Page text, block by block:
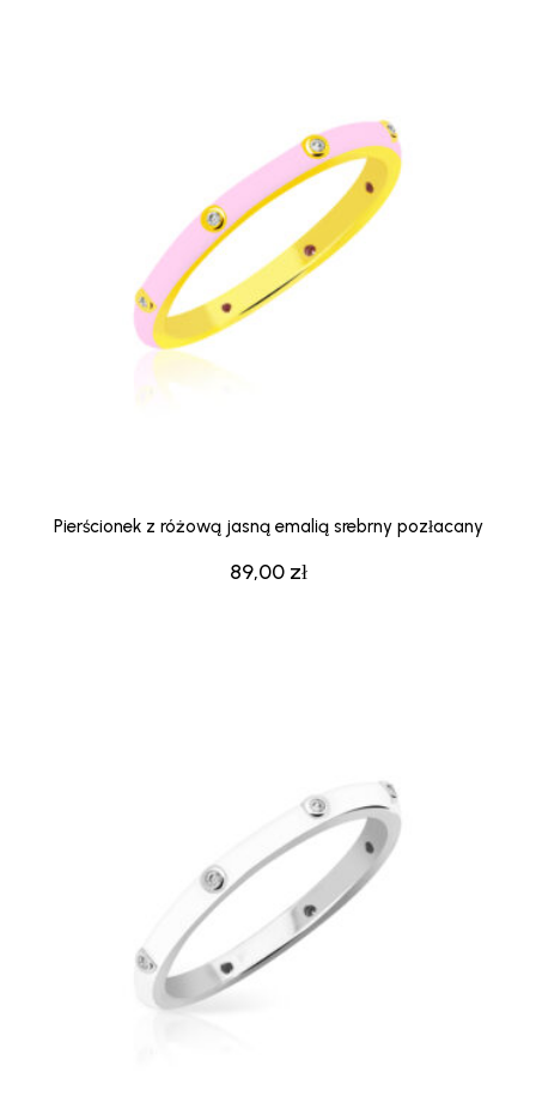
89,00 zł
Pierścionek z różową jasną emalią srebrny pozłacany